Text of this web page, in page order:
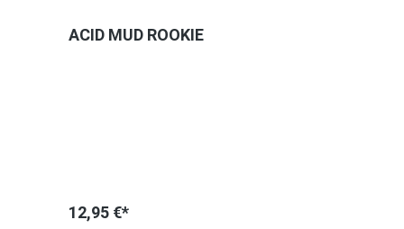
ACID MUD ROOKIE
12,95 €*